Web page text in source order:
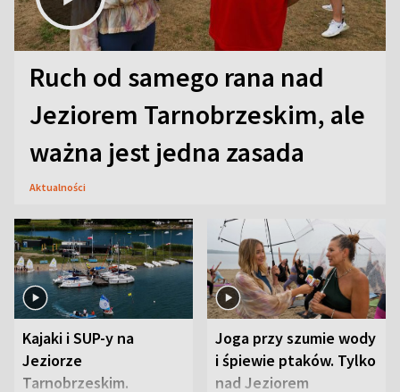
Ruch od samego rana nad
Jeziorem Tarnobrzeskim, ale
ważna jest jedna zasada
Aktualności
Kajaki i SUP-y na
Jeziorze
Tarnobrzeskim.
Joga przy szumie wody
i śpiewie ptaków. Tylko
nad Jeziorem